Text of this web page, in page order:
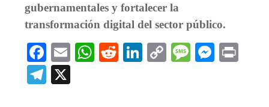
gubernamentales y fortalecer la
transformación digital del sector público.
Facebook
EmailWhatsApp
RedditLinkedIn
CopyMessage
Telegram